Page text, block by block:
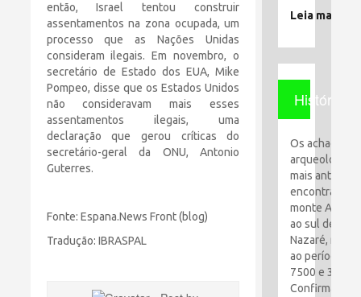
então, Israel tentou construir
assentamentos na zona ocupada, um
processo que as Nações Unidas
consideram ilegais. Em novembro, o
secretário de Estado dos EUA, Mike
Pompeo, disse que os Estados Unidos
não consideravam mais esses
assentamentos ilegais, uma
declaração que gerou críticas do
secretário-geral da ONU, Antonio
Guterres.
Fonte: Espana.News Front (blog)
Tradução: IBRASPAL
Leia mais
História
Os achados
arqueológicos
mais antigos
encontrados
monte Al-
ao sul de
Nazaré,
ao período
7500 e 3100
Confirma que